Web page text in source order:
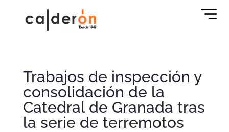
Trabajos de inspección y
consolidación de la
Catedral de Granada tras
la serie de terremotos